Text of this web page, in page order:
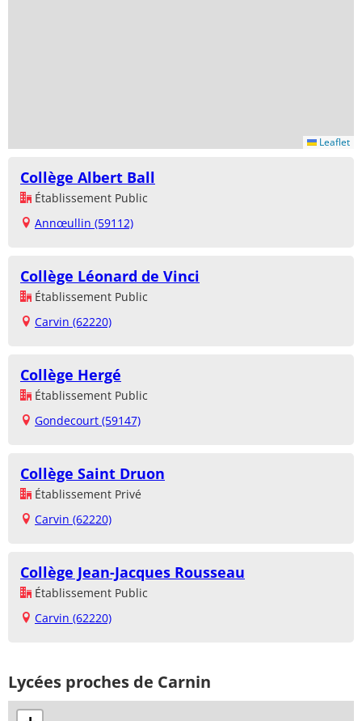
Leaflet
Collège Albert Ball
Établissement Public
Annœullin (59112)
Collège Léonard de Vinci
Établissement Public
Carvin (62220)
Collège Hergé
Établissement Public
Gondecourt (59147)
Collège Saint Druon
Établissement Privé
Carvin (62220)
Collège Jean-Jacques Rousseau
Établissement Public
Carvin (62220)
Lycées proches de Carnin